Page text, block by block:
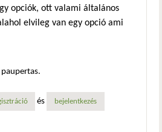
opciók, ott valami általános
elvileg van egy opció ami
és bejelentkezés